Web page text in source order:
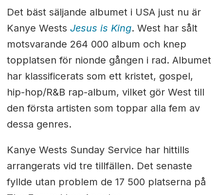
Det bäst säljande albumet i USA just nu är
Kanye Wests Jesus is King. West har sålt
motsvarande 264 000 album och knep
topplatsen för nionde gången i rad. Albumet
har klassificerats som ett kristet, gospel,
hip-hop/R&B rap-album, vilket gör West till
den första artisten som toppar alla fem av
dessa genres.
Kanye Wests Sunday Service har hittills
arrangerats vid tre tillfällen. Det senaste
fyllde utan problem de 17 500 platserna på